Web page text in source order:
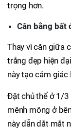
trọng hơn.
Cân bằng bất
Thay vì căn giữa
trắng đẹp hiện
này tạo cảm giác
Đặt chủ thể ở 1/3
mênh mông ở
này dẫn dắt mắt